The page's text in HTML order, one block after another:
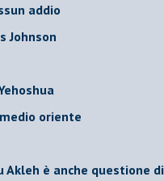
addio
Johnson
oriente
Akleh è anche questione